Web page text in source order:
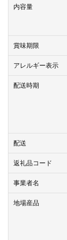
内容量
賞味期限
アレルギー表示
配送時期
配送
返礼品コード
事業者名
地場産品